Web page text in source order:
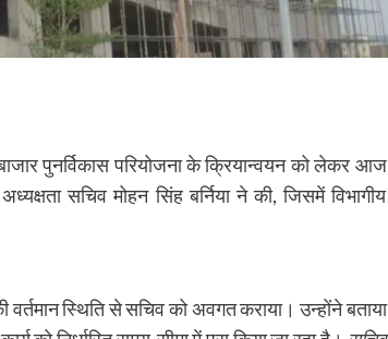
पुनर्विकास परियोजना के क्रियान्वयन को लेकर आज
सचिव मोहन सिंह बर्निया ने की, जिसमें विभागीय
स्थिति से सचिव को अवगत कराया। उन्होंने बताया